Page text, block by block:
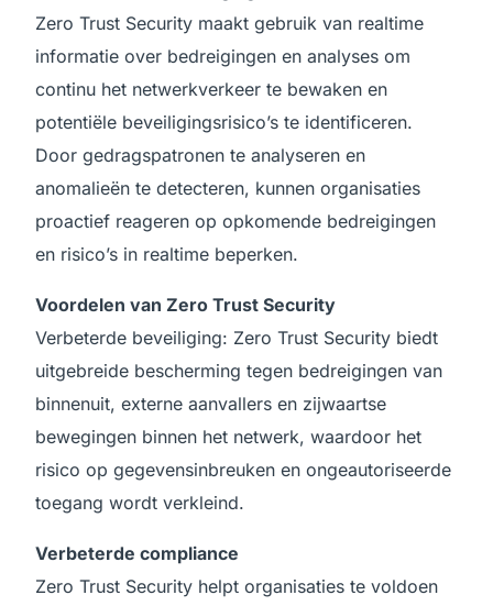
Zero Trust Security maakt gebruik van realtime
informatie over bedreigingen en analyses om
continu het netwerkverkeer te bewaken en
potentiële beveiligingsrisico’s te identificeren.
Door gedragspatronen te analyseren en
anomalieën te detecteren, kunnen organisaties
proactief reageren op opkomende bedreigingen
en risico’s in realtime beperken.
Voordelen van Zero Trust Security
Verbeterde beveiliging: Zero Trust Security biedt
uitgebreide bescherming tegen bedreigingen van
binnenuit, externe aanvallers en zijwaartse
bewegingen binnen het netwerk, waardoor het
risico op gegevensinbreuken en ongeautoriseerde
toegang wordt verkleind.
Verbeterde compliance
Zero Trust Security helpt organisaties te voldoen